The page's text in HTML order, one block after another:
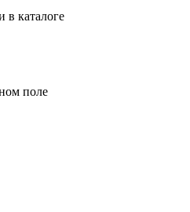
каталоге
поле